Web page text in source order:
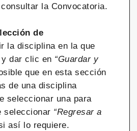
la Convocatoria.
de
la disciplina en la que
dar clic en “Guardar y
que en esta sección
de una disciplina
seleccionar una para
seleccionar “Regresar a
así lo requiere.